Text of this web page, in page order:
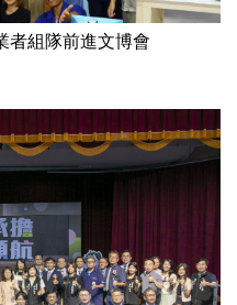
者組隊前進文博會